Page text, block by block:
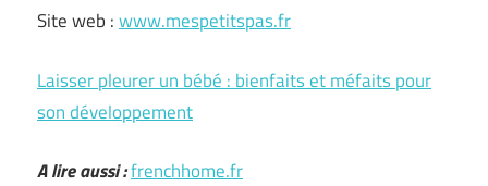
Site web :www.mespetitspas.fr
Laisser pleurer un bébé : bienfaits et méfaits pour
son développement
A lire aussi :frenchhome.fr